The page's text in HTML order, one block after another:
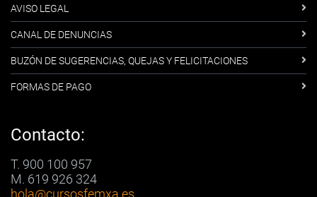
AVISO LEGAL
CANAL DE DENUNCIAS
BUZÓN DE SUGERENCIAS, QUEJAS Y FELICITACIONES
FORMAS DE PAGO
Contacto:
T. 900 100 957
M. 619 926 324
hola@cursosfemxa.es